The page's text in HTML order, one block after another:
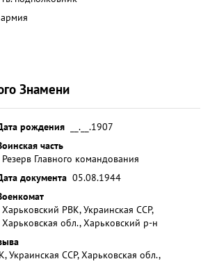
Знамени
рождения
__.__.1907
часть
Резерв Главного командования
документа 05.08.1944
Харьковский РВК, Украинская ССР,
Харьковская обл., Харьковский р-н
Украинская ССР, Харьковская обл.,